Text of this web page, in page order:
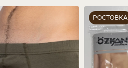
РОСТОВКА